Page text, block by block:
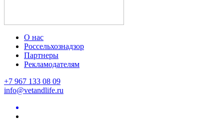
О нас
Россельхознадзор
Партнеры
Рекламодателям
+7 967 133 08 09
info@vetandlife.ru